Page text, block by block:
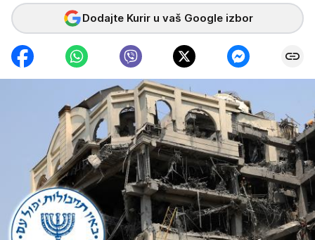
Dodajte Kurir u vaš Google izbor